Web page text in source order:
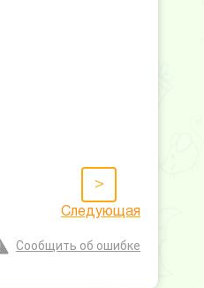
>
Следующая
Сообщить об ошибке